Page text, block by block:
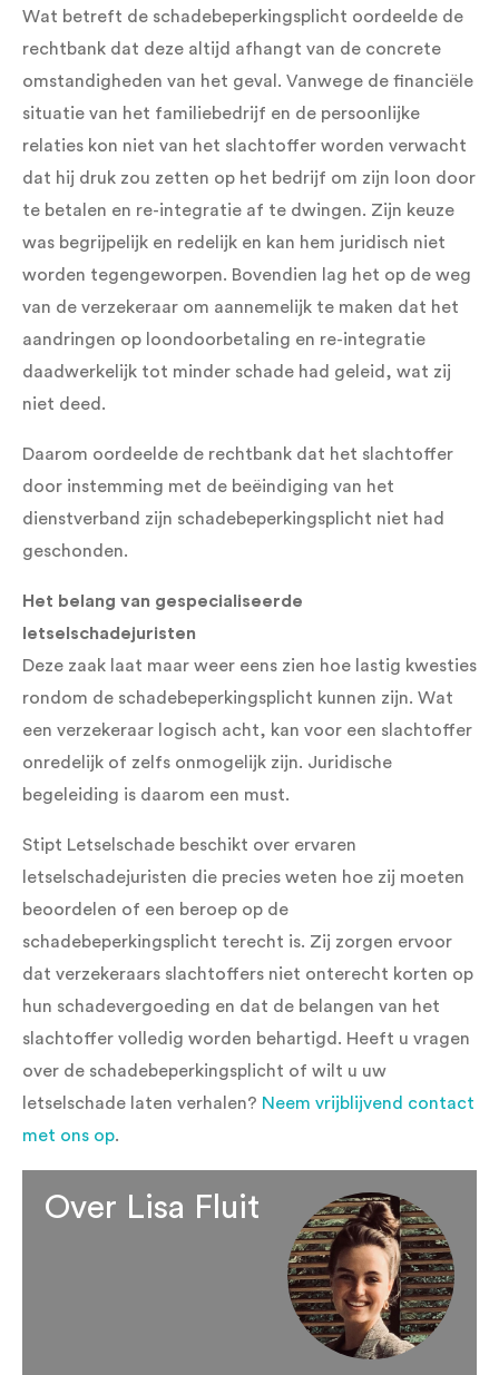
Wat betreft de schadebeperkingsplicht oordeelde de
rechtbank dat deze altijd afhangt van de concrete
omstandigheden van het geval. Vanwege de financiële
situatie van het familiebedrijf en de persoonlijke
relaties kon niet van het slachtoffer worden verwacht
dat hij druk zou zetten op het bedrijf om zijn loon door
te betalen en re-integratie af te dwingen. Zijn keuze
was begrijpelijk en redelijk en kan hem juridisch niet
worden tegengeworpen. Bovendien lag het op de weg
van de verzekeraar om aannemelijk te maken dat het
aandringen op loondoorbetaling en re-integratie
daadwerkelijk tot minder schade had geleid, wat zij
niet deed.
Daarom oordeelde de rechtbank dat het slachtoffer
door instemming met de beëindiging van het
dienstverband zijn schadebeperkingsplicht niet had
geschonden.
Het belang van gespecialiseerde
letselschadejuristen
Deze zaak laat maar weer eens zien hoe lastig kwesties
rondom de schadebeperkingsplicht kunnen zijn. Wat
een verzekeraar logisch acht, kan voor een slachtoffer
onredelijk of zelfs onmogelijk zijn. Juridische
begeleiding is daarom een must.
Stipt Letselschade beschikt over ervaren
letselschadejuristen die precies weten hoe zij moeten
beoordelen of een beroep op de
schadebeperkingsplicht terecht is. Zij zorgen ervoor
dat verzekeraars slachtoffers niet onterecht korten op
hun schadevergoeding en dat de belangen van het
slachtoffer volledig worden behartigd. Heeft u vragen
over de schadebeperkingsplicht of wilt u uw
letselschade laten verhalen? Neem vrijblijvend contact
met ons op.
Over Lisa Fluit